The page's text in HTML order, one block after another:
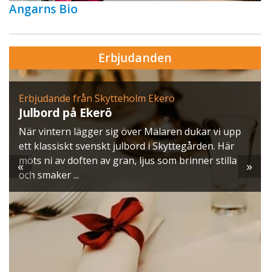
Angarns Bio
Erbjudanden
Erbjudande från Skytteholm Ekerö
Julbord på Ekerö
När vintern lägger sig över Mälaren dukar vi upp
ett klassiskt svenskt julbord i Skyttegården. Här
möts ni av doften av gran, ljus som brinner stilla
och smaker ...
« »